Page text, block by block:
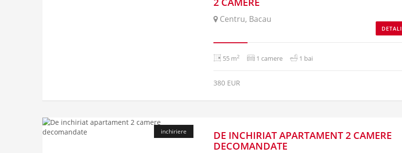
Centru, Bacau
55 m2 1 camere 1 bai
380 EUR
inchiriere
DE INCHIRIAT APARTAMENT 2 CAMERE
DECOMANDATE